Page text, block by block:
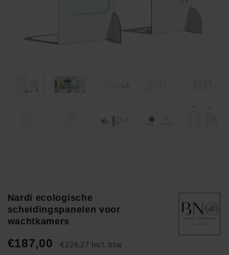
Nardi ecologische
scheidingspanelen voor
wachtkamers
€187,00 €226,27 Incl. btw